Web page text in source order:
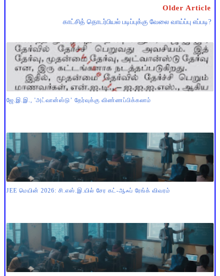
Older Article
காட்சித் தொடர்பியல் படிப்புக்கு வேலை வாய்ப்பு எப்படி?
ஜே.இ.இ., 'அட்வான்ஸ்டு’ தேர்வுக்கு விண்ணப்பிக்கலாம்
JEE மெயின் 2026: சி.எஸ்.இ.யில் சேர கட்-ஆஃப் ரேங்க் விவரம்